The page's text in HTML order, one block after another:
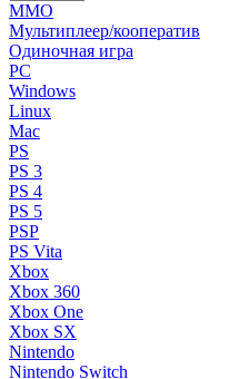
MMO
Мультиплеер/кооператив
Одиночная игра
PC
Windows
Linux
Mac
PS
PS 3
PS 4
PS 5
PSP
PS Vita
Xbox
Xbox 360
Xbox One
Xbox SX
Nintendo
Nintendo Switch